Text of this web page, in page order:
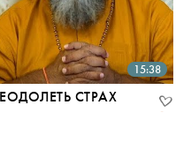
15:38
СТРАХ